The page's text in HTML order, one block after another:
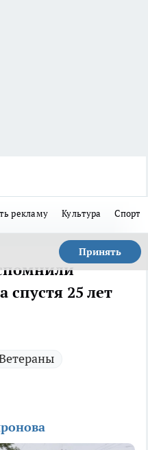
рекламу Культура Спорт
Принять
25 лет